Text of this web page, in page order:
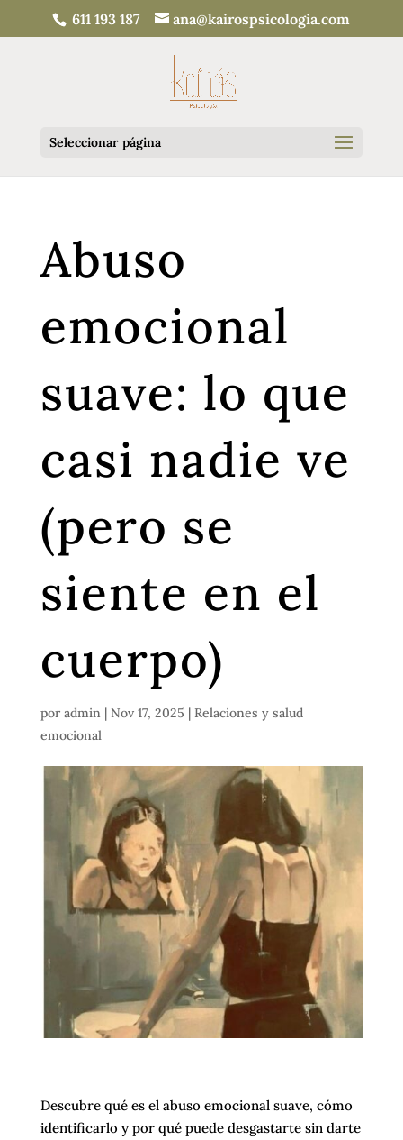
611 193 187 ana@kairospsicologia.com
Seleccionar página
Abuso
emocional
suave: lo que
casi nadie ve
(pero se
siente en el
cuerpo)
por admin| Nov 17, 2025 | Relaciones y salud
emocional
Descubre qué es el abuso emocional suave, cómo
identificarlo y por qué puede desgastarte sin darte